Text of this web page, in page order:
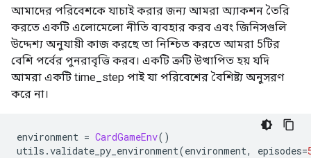
আমাদের পরিবেশকে যাচাই করার জন্য আমরা অ্যাকশন তৈরি
করতে একটি এলোমেলো নীতি ব্যবহার করব এবং জিনিসগুলি
উদ্দেশ্য অনুযায়ী কাজ করছে তা নিশ্চিত করতে আমরা 5টির
বেশি পর্বের পুনরাবৃত্তি করব। একটি ত্রুটি উত্থাপিত হয় যদি
আমরা একটি time_step পাই যা পরিবেশের বৈশিষ্ট্য অনুসরণ
করে না।
environment = CardGameEnv()
utils .validate_py_environment(environment, episodes=